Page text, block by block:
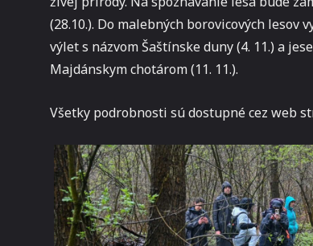
(28.10.). Do malebných borovicových lesov
výlet s názvom Šaštínske duny (4. 11.) a
Majdánskym chotárom (11. 11.).
Všetky podrobnosti sú dostupné cez web